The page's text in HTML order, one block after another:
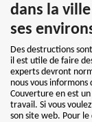
dans la
ses
Des destructions
il est utile de faire
experts devront
nous vous
Couverture en est
travail. Si vous
son site web. Pour